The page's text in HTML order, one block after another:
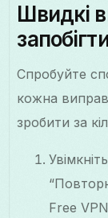
Швидкі
Спробуйте
кожна
зробити за
Free